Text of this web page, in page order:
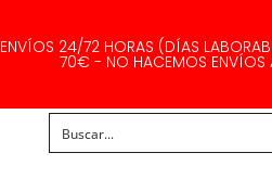
ENVÍOS 24/72 HORAS (DÍAS
70€ - NO HACEMOS ENVÍOS